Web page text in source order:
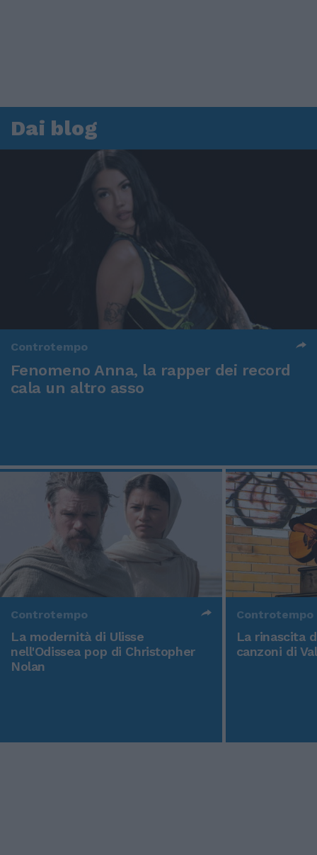
Dai blog
Controtempo
Fenomeno Anna, la rapper dei record
cala un altro asso
Controtempo
La modernità di Ulisse
nell'Odissea pop di Christopher
Nolan
Controtempo
La rinascita
canzoni di